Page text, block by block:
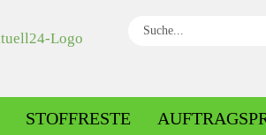
STOFFRESTE